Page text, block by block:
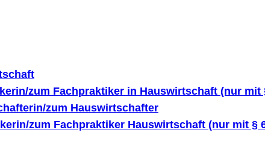
zum Fachpraktiker in Hauswirtschaft (nur mit
zum Hauswirtschafter
zum Fachpraktiker Hauswirtschaft (nur mit §